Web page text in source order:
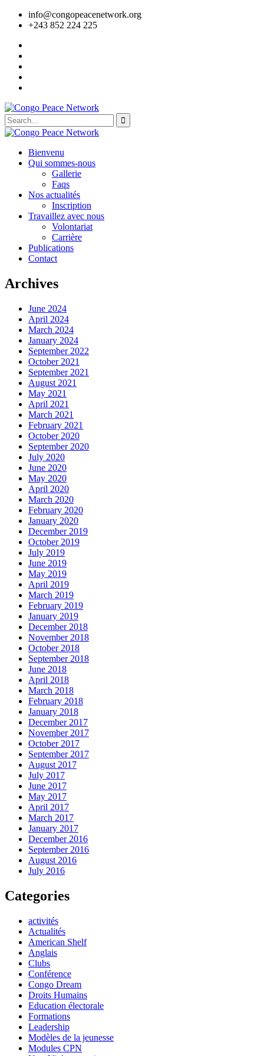
info@congopeacenetwork.org
+243 852 224 225
Bienvenu
Qui sommes-nous
Gallerie
Faqs
Nos actualités
Inscription
Travaillez avec nous
Volontariat
Carrière
Publications
Contact
Archives
June 2024
April 2024
March 2024
January 2024
September 2022
October 2021
September 2021
August 2021
May 2021
April 2021
March 2021
February 2021
October 2020
September 2020
July 2020
June 2020
May 2020
April 2020
March 2020
February 2020
January 2020
December 2019
October 2019
July 2019
June 2019
May 2019
April 2019
March 2019
February 2019
January 2019
December 2018
November 2018
October 2018
September 2018
June 2018
April 2018
March 2018
February 2018
January 2018
December 2017
November 2017
October 2017
September 2017
August 2017
July 2017
June 2017
May 2017
April 2017
March 2017
January 2017
December 2016
September 2016
August 2016
July 2016
Categories
activités
Actualités
American Shelf
Anglais
Clubs
Conférence
Congo Dream
Droits Humains
Education électorale
Formations
Leadership
Modèles de la jeunesse
Modules CPN